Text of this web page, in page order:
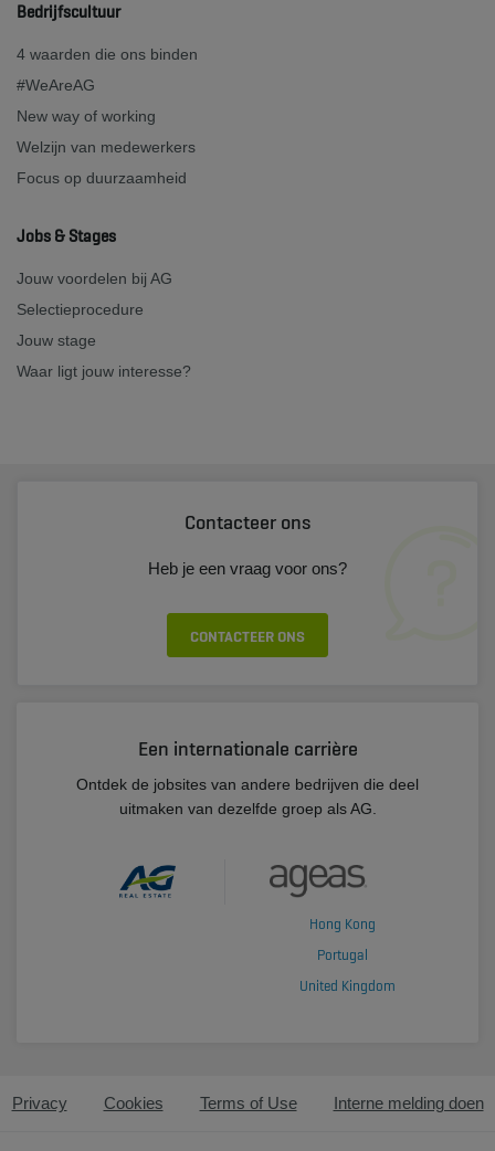
Bedrijfscultuur
4 waarden die ons binden
#WeAreAG
New way of working
Welzijn van medewerkers
Focus op duurzaamheid
Jobs & Stages
Jouw voordelen bij AG
Selectieprocedure
Jouw stage
Waar ligt jouw interesse?
Contacteer ons
Heb je een vraag voor ons?
CONTACTEER ONS
Een internationale carrière
Ontdek de jobsites van andere bedrijven die deel
uitmaken van dezelfde groep als AG.
Hong Kong
Portugal
United Kingdom
Privacy Cookies Terms of Use Interne melding doen